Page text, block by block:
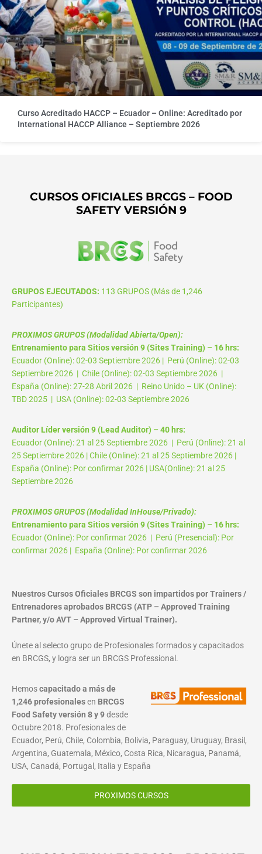
Curso Acreditado HACCP – Ecuador – Online: Acreditado por
International HACCP Alliance – Septiembre 2026
CURSOS OFICIALES BRCGS – FOOD
SAFETY VERSIÓN 9
GRUPOS EJECUTADOS: 113 GRUPOS (Más de 1,246
Participantes)
PROXIMOS GRUPOS (Modalidad Abierta/Open):
Entrenamiento para Sitios versión 9 (Sites Training) – 16 hrs:
Ecuador (Online): 02-03 Septiembre 2026 | Perú (Online): 02-03
Septiembre 2026 | Chile (Online): 02-03 Septiembre 2026 |
España (Online): 27-28 Abril 2026 | Reino Unido – UK (Online):
TBD 2025 | USA (Online): 02-03 Septiembre 2026
Auditor Líder versión 9 (Lead Auditor) – 40 hrs:
Ecuador (Online): 21 al 25 Septiembre 2026 | Perú (Online): 21 al
25 Septiembre 2026 | Chile (Online): 21 al 25 Septiembre 2026 |
España (Online): Por confirmar 2026 | USA(Online): 21 al 25
Septiembre 2026
PROXIMOS GRUPOS (Modalidad InHouse/Privado):
Entrenamiento para Sitios versión 9 (Sites Training) – 16 hrs:
Ecuador (Online): Por confirmar 2026 | Perú (Presencial): Por
confirmar 2026 | España (Online): Por confirmar 2026
Nuestros Cursos Oficiales BRCGS son impartidos por Trainers /
Entrenadores aprobados BRCGS (ATP – Approved Training
Partner, y/o AVT – Approved Virtual Trainer).
Únete al selecto grupo de Profesionales formados y capacitados
en BRCGS, y logra ser un BRCGS Professional.
Hemoscapacitado a más de
1,246 profesionalesen BRCGS
Food Safety versión 8 y 9desde
Octubre 2018. Profesionales de
Ecuador, Perú, Chile, Colombia, Bolivia, Paraguay, Uruguay, Brasil,
Argentina, Guatemala, México, Costa Rica, Nicaragua, Panamá,
USA, Canadá, Portugal, Italia y España
PROXIMOS CURSOS